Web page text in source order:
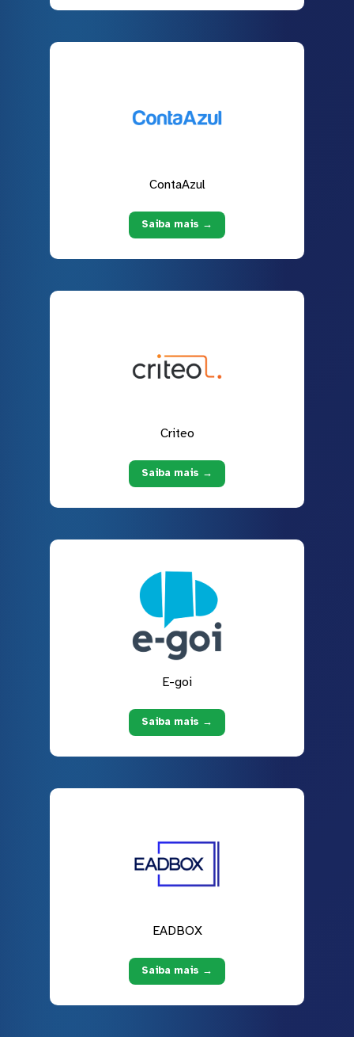
ContaAzul
Saiba mais →
Criteo
Saiba mais →
E-goi
Saiba mais →
EADBOX
Saiba mais →